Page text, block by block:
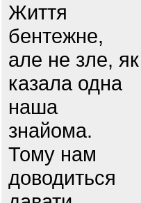
Життя
бентежне,
але не зле, як
казала одна
наша
знайома.
Тому нам
доводиться